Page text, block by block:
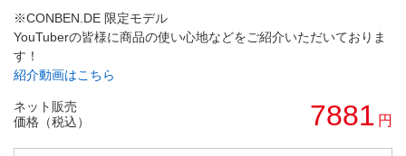
※CONBEN.DE 限定モデル
YouTuberの皆様に商品の使い心地などをご紹介いただいておりま
す！
紹介動画はこちら
ネット販売
価格（税込）
7881 円